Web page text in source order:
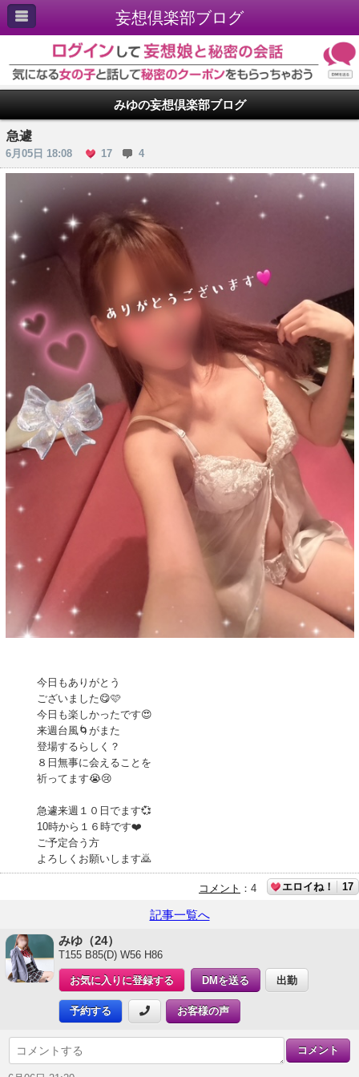
妄想倶楽部ブログ
みゆの妄想倶楽部ブログ
急遽
6月05日 18:08 17 4
今日もありがとう
ございました😋🩷
今日も楽しかったです😍
来週台風🌀がまた
登場するらしく？
８日無事に会えることを
祈ってます😭😢
急遽来週１０日でます💞
10時から１６時です❤️
ご予定合う方
よろしくお願いします🙇
コメント ： 4 エロイね！ 17
記事一覧へ
みゆ（24）
T155 B85(D) W56 H86
お気に入りに登録する DMを送る 出勤
予約する お客様の声